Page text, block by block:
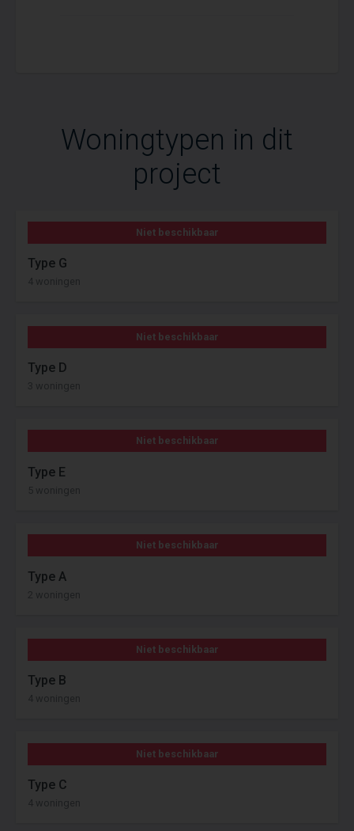
Woningtypen in dit
project
Niet beschikbaar
Type G
4 woningen
Niet beschikbaar
Type D
3 woningen
Niet beschikbaar
Type E
5 woningen
Niet beschikbaar
Type A
2 woningen
Niet beschikbaar
Type B
4 woningen
Niet beschikbaar
Type C
4 woningen